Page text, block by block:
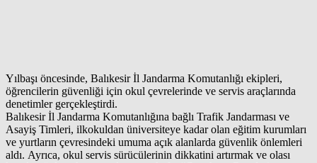
Yılbaşı öncesinde, Balıkesir İl Jandarma Komutanlığı ekipleri,
öğrencilerin güvenliği için okul çevrelerinde ve servis araçlarında
denetimler gerçekleştirdi.
Balıkesir İl Jandarma Komutanlığına bağlı Trafik Jandarması ve
Asayiş Timleri, ilkokuldan üniversiteye kadar olan eğitim kurumları
ve yurtların çevresindeki umuma açık alanlarda güvenlik önlemleri
aldı. Ayrıca, okul servis sürücülerinin dikkatini artırmak ve olası